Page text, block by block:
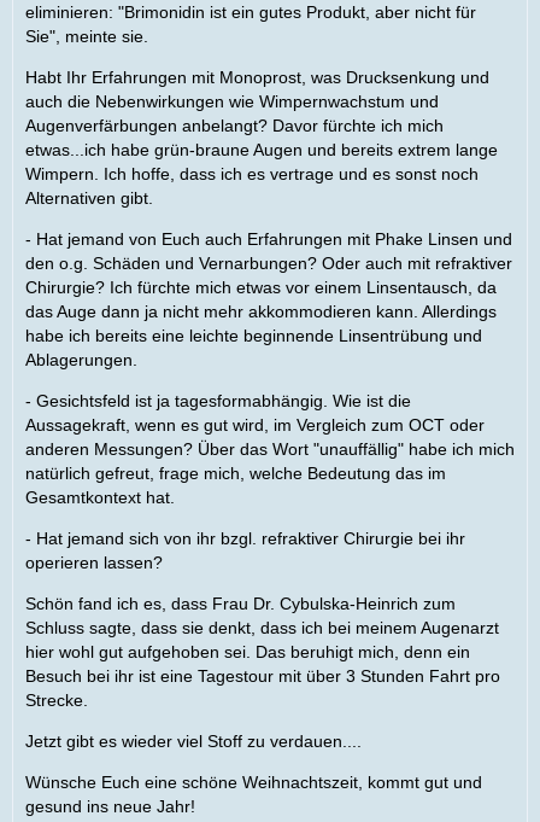
eliminieren: "Brimonidin ist ein gutes Produkt, aber nicht für
Sie", meinte sie.
Habt Ihr Erfahrungen mit Monoprost, was Drucksenkung und
auch die Nebenwirkungen wie Wimpernwachstum und
Augenverfärbungen anbelangt? Davor fürchte ich mich
etwas...ich habe grün-braune Augen und bereits extrem lange
Wimpern. Ich hoffe, dass ich es vertrage und es sonst noch
Alternativen gibt.
- Hat jemand von Euch auch Erfahrungen mit Phake Linsen und
den o.g. Schäden und Vernarbungen? Oder auch mit refraktiver
Chirurgie? Ich fürchte mich etwas vor einem Linsentausch, da
das Auge dann ja nicht mehr akkommodieren kann. Allerdings
habe ich bereits eine leichte beginnende Linsentrübung und
Ablagerungen.
- Gesichtsfeld ist ja tagesformabhängig. Wie ist die
Aussagekraft, wenn es gut wird, im Vergleich zum OCT oder
anderen Messungen? Über das Wort "unauffällig" habe ich mich
natürlich gefreut, frage mich, welche Bedeutung das im
Gesamtkontext hat.
- Hat jemand sich von ihr bzgl. refraktiver Chirurgie bei ihr
operieren lassen?
Schön fand ich es, dass Frau Dr. Cybulska-Heinrich zum
Schluss sagte, dass sie denkt, dass ich bei meinem Augenarzt
hier wohl gut aufgehoben sei. Das beruhigt mich, denn ein
Besuch bei ihr ist eine Tagestour mit über 3 Stunden Fahrt pro
Strecke.
Jetzt gibt es wieder viel Stoff zu verdauen....
Wünsche Euch eine schöne Weihnachtszeit, kommt gut und
gesund ins neue Jahr!